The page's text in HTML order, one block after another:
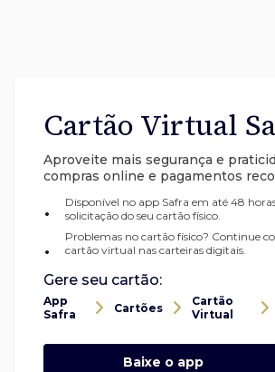
Cartão Virtual
Aproveite mais segurança e
compras online e pagamentos
•
Disponível no app Safra em até 48
solicitação do seu cartão físico.
•
Problemas no cartão físico? Continue
cartão virtual nas carteiras digitais.
Gere seu cartão:
App
Safra
Cartões
Cartão
Virtual
Baixe o app